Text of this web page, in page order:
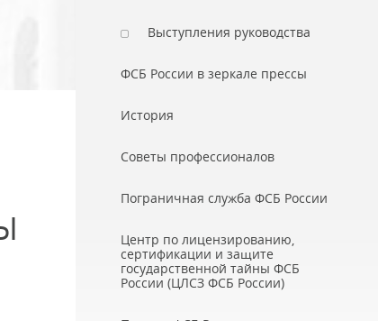
Выступления руководства
ФСБ России в зеркале прессы
История
Советы профессионалов
Пограничная служба ФСБ России
Центр по лицензированию,
сертификации и защите
государственной тайны ФСБ
России (ЦЛСЗ ФСБ России)